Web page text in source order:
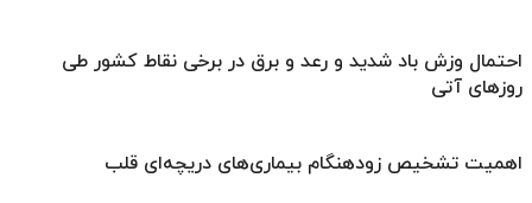
احتمال وزش باد شدید و رعد و برق در برخی نقاط کشور طی
روزهای آتی
اهمیت تشخیص زودهنگام بیماری‌های دریچه‌ای قلب